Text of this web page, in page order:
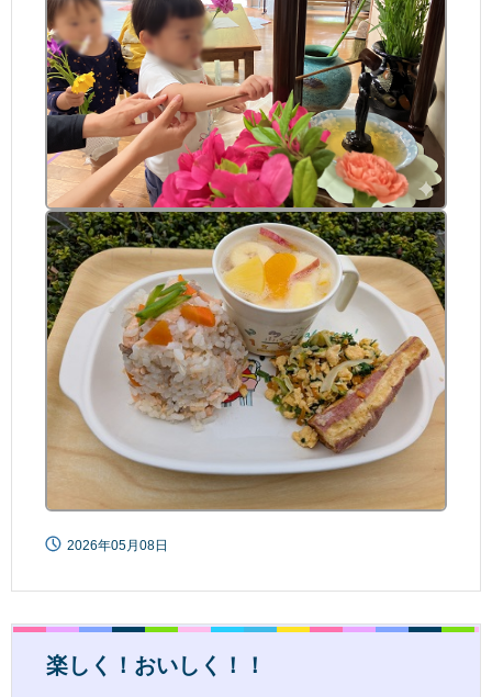
2026年05月08日
楽しく！おいしく！！